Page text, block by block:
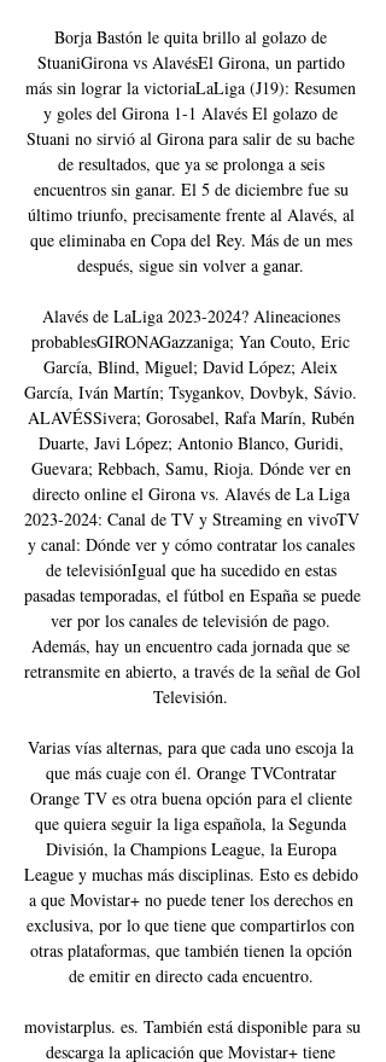
Borja Bastón le quita brillo al golazo de
StuaniGirona vs AlavésEl Girona, un partido
más sin lograr la victoriaLaLiga (J19): Resumen
y goles del Girona 1-1 Alavés El golazo de
Stuani no sirvió al Girona para salir de su bache
de resultados, que ya se prolonga a seis
encuentros sin ganar. El 5 de diciembre fue su
último triunfo, precisamente frente al Alavés, al
que eliminaba en Copa del Rey. Más de un mes
después, sigue sin volver a ganar.
Alavés de LaLiga 2023-2024? Alineaciones
probablesGIRONAGazzaniga; Yan Couto, Eric
García, Blind, Miguel; David López; Aleix
García, Iván Martín; Tsygankov, Dovbyk, Sávio.
ALAVÉSSivera; Gorosabel, Rafa Marín, Rubén
Duarte, Javi López; Antonio Blanco, Guridi,
Guevara; Rebbach, Samu, Rioja. Dónde ver en
directo online el Girona vs. Alavés de La Liga
2023-2024: Canal de TV y Streaming en vivoTV
y canal: Dónde ver y cómo contratar los canales
de televisiónIgual que ha sucedido en estas
pasadas temporadas, el fútbol en España se puede
ver por los canales de televisión de pago.
Además, hay un encuentro cada jornada que se
retransmite en abierto, a través de la señal de Gol
Televisión.
Varias vías alternas, para que cada uno escoja la
que más cuaje con él. Orange TVContratar
Orange TV es otra buena opción para el cliente
que quiera seguir la liga española, la Segunda
División, la Champions League, la Europa
League y muchas más disciplinas. Esto es debido
a que Movistar+ no puede tener los derechos en
exclusiva, por lo que tiene que compartirlos con
otras plataformas, que también tienen la opción
de emitir en directo cada encuentro.
movistarplus. es. También está disponible para su
descarga la aplicación que Movistar+ tiene